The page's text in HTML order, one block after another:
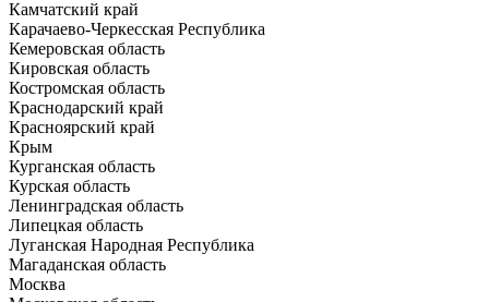
Камчатский край
Карачаево-Черкесская Республика
Кемеровская область
Кировская область
Костромская область
Краснодарский край
Красноярский край
Крым
Курганская область
Курская область
Ленинградская область
Липецкая область
Луганская Народная Республика
Магаданская область
Москва